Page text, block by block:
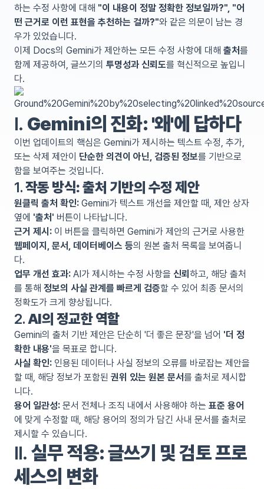
하는 수정 사항에 대해 "이 내용이 정말 정확한 정보일까?", "어
떤 근거로 이런 표현을 추천하는 걸까?"와 같은 의문이 남는 경
우가 있었습니다.
이제 Docs의 Gemini가 제안하는 모든 수정 사항에 대해 출처를
함께 제공하여, 글쓰기의 투명성과 신뢰도를 혁신적으로 높입니
다.
I. Gemini의 진화: '왜'에 답하다
이번 업데이트의 핵심은 Gemini가 제시하는 텍스트 수정, 추가,
또는 삭제 제안이 단순한 의견이 아닌, 검증된 정보를 기반으로
함을 보여주는 것입니다.
1.작동 방식: 출처 기반의 수정 제안
원클릭 출처 확인: Gemini가 텍스트 개선을 제안할 때, 제안 상자
옆에 '출처' 버튼이 나타납니다.
근거 제시: 이 버튼을 클릭하면 Gemini가 제안의 근거로 사용한
웹페이지, 문서, 데이터베이스 등의 원본 출처 목록을 보여줍니
다.
업무 개선 효과: AI가 제시하는 수정 사항을 신뢰 하고, 해당 출처
를 통해 정보의 사실 관계를 빠르게 검증할 수 있어 최종 문서의
정확도가 크게 향상됩니다.
2.AI의 정교한 역할
Gemini의 출처 기반 제안은 단순히 '더 좋은 문장'을 넘어 '더 정
확한 내용'을 목표로 합니다.
사실 확인: 인용된 데이터나 사실 정보의 오류를 바로잡는 제안을
할 때, 해당 정보가 포함된 권위 있는 원본 문서를 출처로 제시합
니다.
용어 일관성: 문서 전체나 조직 내에서 사용해야 하는 표준 용어
에 맞게 수정할 때, 해당 용어의 정의가 담긴 사내 문서를 출처로
제시할 수 있습니다.
II. 실무 적용: 글쓰기 및 검토 프로
세스의 변화